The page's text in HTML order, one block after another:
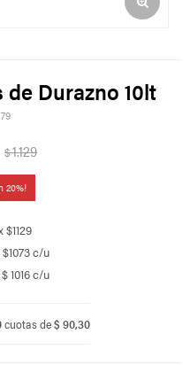
Durazno 10lt
$1.129
20
c/u
1016 c/u
cuotas de$ 90,30